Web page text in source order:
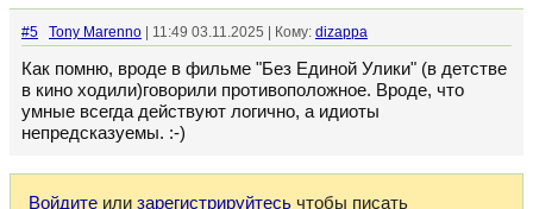
#5 Tony Marenno | 11:49 03.11.2025 | Кому: dizappa
Как помню, вроде в фильме "Без Единой Улики" (в детстве
в кино ходили)говорили противоположное. Вроде, что
умные всегда действуют логично, а идиоты
непредсказуемы. :⁠-⁠)
Войдите или зарегистрируйтесь чтобы писать